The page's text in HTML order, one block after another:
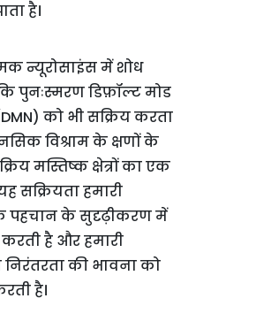
है।
न्यूरोसाइंस में शोध
पुनःस्मरण डिफ़ॉल्ट मोड
को भी सक्रिय करता
विश्राम के क्षणों के
मस्तिष्क क्षेत्रों का एक
सक्रियता हमारी
पहचान के सुदृढ़ीकरण में
है और हमारी
निरंतरता की भावना को
है।